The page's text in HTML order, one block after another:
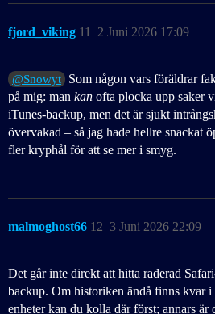
fjord_viking 2 Juni 2026 17:09
11
@Snowyt
Som någon vars föräldrar
på mig: man kan ofta plocka upp saker
iTunes‑backup, men det är sjukt
övervakad – så jag hade hellre snackat
fler kryphål för att se mer i smyg.
malmoghost66 3 Juni 2026 22:09
12
Det går inte direkt att hitta raderad
backup. Om historiken ändå finns kvar
enheter kan du kolla där först; annars är